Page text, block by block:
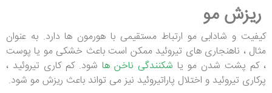
ریزش مو
کیفیت و شادابی مو ارتباط مستقیمی با هورمون ها دارد. به عنوان
مثال ، ناهنجاری های تیروئید ممکن است باعث خشکی مو یا پوست
، کم پشت شدن مو یا شکنندگی ناخن ها شود. کم کاری تیروئید ،
پرکاری تیروئید و اختلال پاراتیروئید نیز می تواند باعث ریزش مو شود.